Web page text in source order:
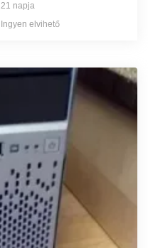
21 napja
Ingyen elvihető